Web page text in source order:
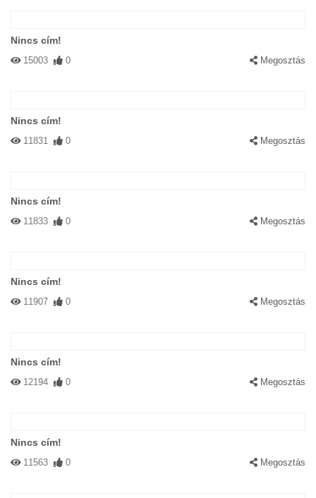
Nincs cím!
15003 0 Megosztás
Nincs cím!
11831 0 Megosztás
Nincs cím!
11833 0 Megosztás
Nincs cím!
11907 0 Megosztás
Nincs cím!
12194 0 Megosztás
Nincs cím!
11563 0 Megosztás